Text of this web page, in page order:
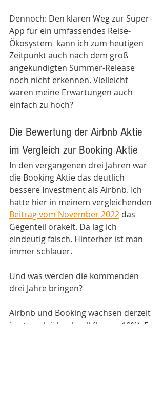
Dennoch: Den klaren Weg zur Super-
App für ein umfassendes Reise-
Ökosystem  kann ich zum heutigen
Zeitpunkt auch nach dem groß
angekündigten Summer-Release
noch nicht erkennen. Vielleicht
waren meine Erwartungen auch
einfach zu hoch?
Die Bewertung der Airbnb Aktie
im Vergleich zur Booking Aktie
In den vergangenen drei Jahren war
die Booking Aktie das deutlich
bessere Investment als Airbnb. Ich
hatte hier in meinem vergleichenden
Beitrag vom November 2022 das
Gegenteil orakelt. Da lag ich
eindeutig falsch. Hinterher ist man
immer schlauer.
Und was werden die kommenden
drei Jahre bringen?
Airbnb und Booking wachsen derzeit
in etwa gleich schnell (knapp 10%). Es